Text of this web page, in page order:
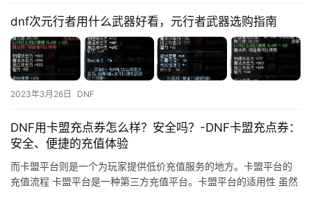
dnf次元行者用什么武器好看，元行者武器选购指南
2023年3月26日 DNF
DNF用卡盟充点券怎么样？安全吗？-DNF卡盟充点券：
安全、便捷的充值体验
而卡盟平台则是一个为玩家提供低价充值服务的地方。卡盟平台的
充值流程 卡盟平台是一种第三方充值平台。卡盟平台的适用性 虽然